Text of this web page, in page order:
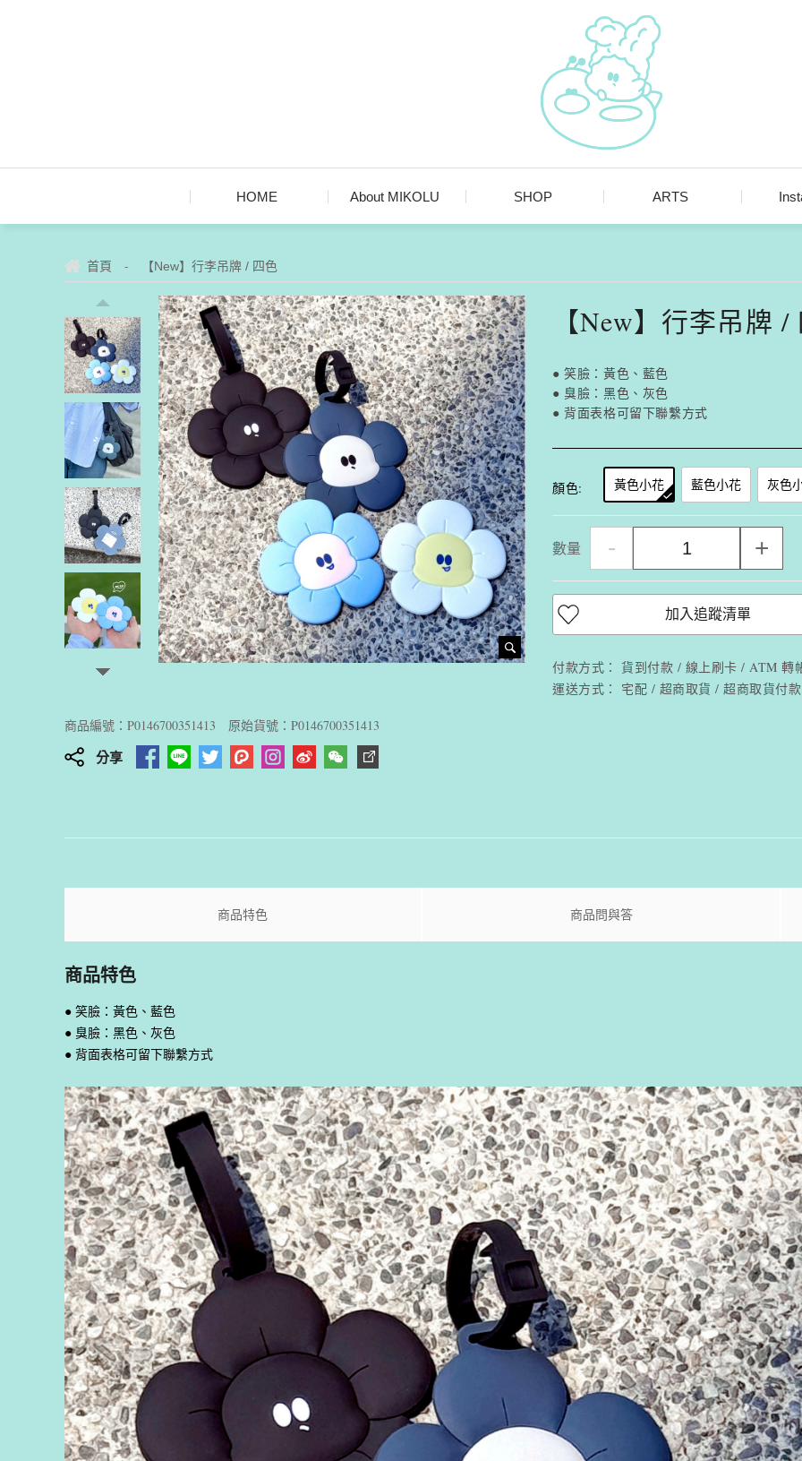
HOME About MIKOLU SHOP ARTS
首頁 - 【New】行李吊牌 / 四色
商品編號：P0146700351413 原始貨號：P0146700351413
分享
【New】行李吊牌 /
● 笑臉：黃色、藍色
● 臭臉：黑色、灰色
● 背面表格可留下聯繫方式
顏色: 黃色小花 藍色小花 灰色
數量 - +
加入追蹤清單
付款方式：
貨到付款 / 線上刷卡 / ATM 轉
運送方式：
宅配 / 超商取貨 / 超商取貨付款
商品特色 商品問與答
商品特色
● 笑臉：黃色、藍色
● 臭臉：黑色、灰色
● 背面表格可留下聯繫方式